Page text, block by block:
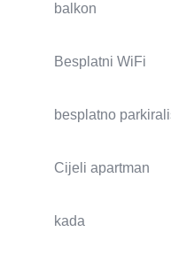
balkon
Besplatni WiFi
besplatno
Cijeli apartman
kada